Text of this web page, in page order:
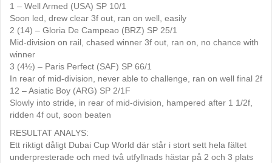
1 – Well Armed (USA) SP 10/1
Soon led, drew clear 3f out, ran on well, easily
2 (14) – Gloria De Campeao (BRZ) SP 25/1
Mid-division on rail, chased winner 3f out, ran on, no chance with
winner
3 (4½) – Paris Perfect (SAF) SP 66/1
In rear of mid-division, never able to challenge, ran on well final 2f
12 – Asiatic Boy (ARG) SP 2/1F
Slowly into stride, in rear of mid-division, hampered after 1 1/2f,
ridden 4f out, soon beaten
RESULTAT ANALYS:
Ett riktigt dåligt Dubai Cup World där står i stort sett hela fältet
underpresterade och med två utfyllnads hästar på 2 och 3 plats